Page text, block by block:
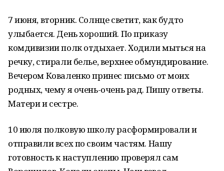
7 июня, вторник. Солнце светит, как будто
улыбается. День хороший. По приказу
комдивизии полк отдыхает. Ходили мыться на
речку, стирали белье, верхнее обмундирование.
Вечером Коваленко принес письмо от моих
родных, чему я очень-очень рад. Пишу ответы.
Матери и сестре.
10 июля полковую школу расформировали и
отправили всех по своим частям. Нашу
готовность к наступлению проверял сам